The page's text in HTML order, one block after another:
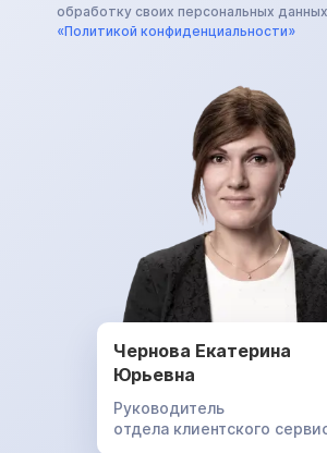
обработку своих персональных
«Политикой конфиденциальности»
Чернова Екатерина
Юрьевна
Руководитель
отдела клиентского